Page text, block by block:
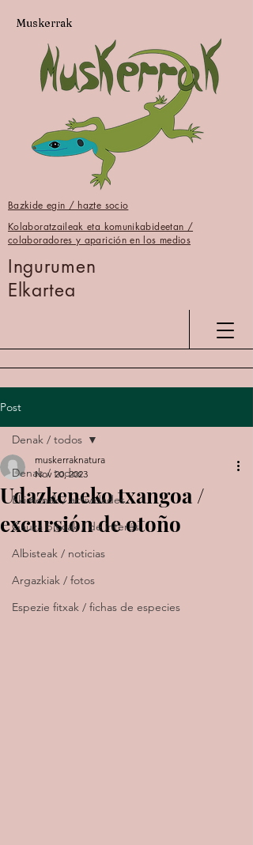
Ingurumen
Elkartea
Bazkide egin / hazte socio
Kolaboratzaileak eta komunikabideetan /
colaboradores y aparición en los medios
Muskerrak
Post
Denak / todos
Ekimenak / actividades
Gauza bitxiak / de interés
Albisteak / noticias
Argazkiak / fotos
Espezie fitxak / fichas de especies
Denak / todos
Udazkeneko txangoa /
excursión de otoño
muskerraknatura
Nov 20, 2023